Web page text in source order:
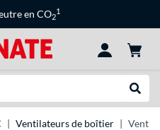
en CO2
1
Ventilateurs de boîtier